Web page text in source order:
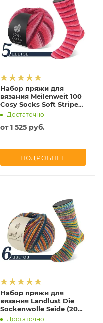
Набор пряжи для
вязания Meilenweit 100
Cosy Socks Soft Stripes
(2026 вар.1)
Достаточно
от1 525 руб.
ПОДРОБНЕЕ
Набор пряжи для
вязания Landlust Die
Sockenwolle Seide (2026
вар.1)
Достаточно